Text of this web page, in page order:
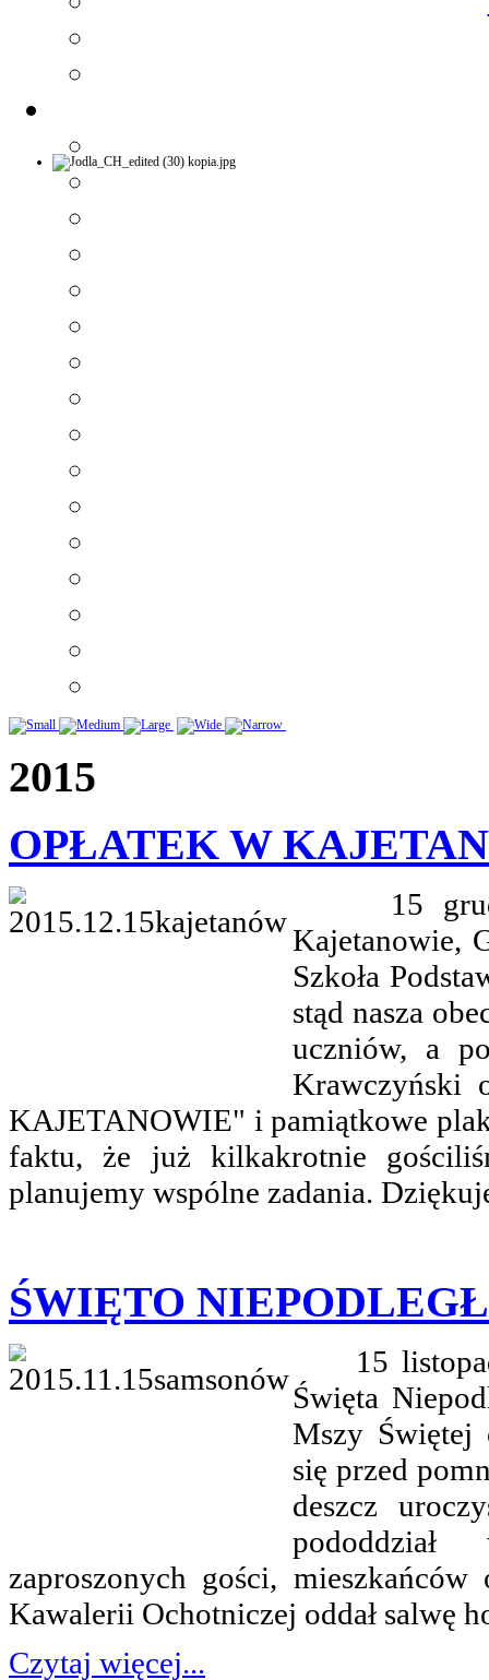
2015
OPŁATEK W
15
Kajetanowie,
Szkoła
stąd nasza
uczniów, a
Krawczyński
KAJETANOWIE" i pamiątkowe
faktu, że już kilkakrotnie
planujemy wspólne zadania.
ŚWIĘTO
15
Święta
Mszy Świętej
się przed
deszcz
zaproszonych gości,
Kawalerii Ochotniczej oddał salwę
Czytaj więcej...